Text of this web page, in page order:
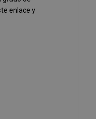
enlace y